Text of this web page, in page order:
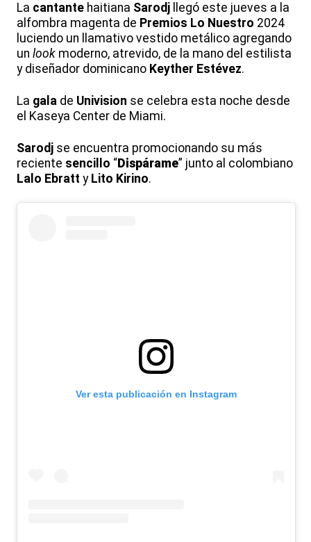
La cantante haitiana Sarodj llegó este jueves a la
alfombra magenta de Premios Lo Nuestro 2024
luciendo un llamativo vestido metálico agregando
un look moderno, atrevido, de la mano del estilista
y diseñador dominicano Keyther Estévez.
La gala de Univision se celebra esta noche desde
el Kaseya Center de Miami.
Sarodj se encuentra promocionando su más
reciente sencillo “Dispárame” junto al colombiano
Lalo Ebratt y Lito Kirino.
Ver esta publicación en Instagram